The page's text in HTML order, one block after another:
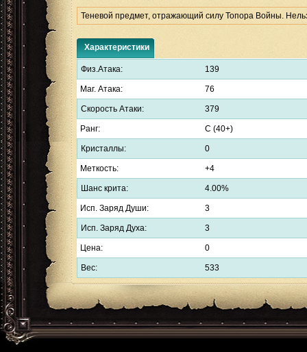
Теневой предмет, отражающий силу Топора Войны.
Характеристики
Физ.Атака: 139
Маг. Атака: 76
Скорость Атаки: 379
Ранг: C (40+)
Кристаллы: 0
Меткость: +4
Шанс крита: 4.00%
Исп. Заряд Души: 3
Исп. Заряд Духа: 3
Цена: 0
Вес: 533